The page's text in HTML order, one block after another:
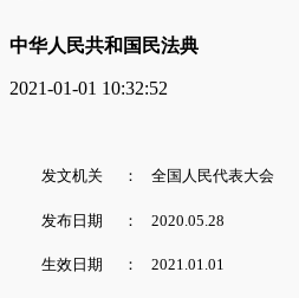
中华人民共和国民法典
2021-01-01 10:32:52
发文机关 ： 全国人民代表大会
发布日期 ： 2020.05.28
生效日期 ： 2021.01.01